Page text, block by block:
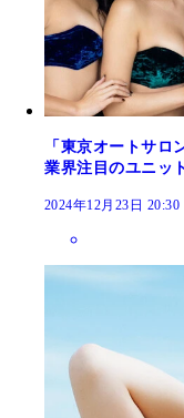
「東京オートサロ
業界注目のユニッ
2024年12月23日 20:30